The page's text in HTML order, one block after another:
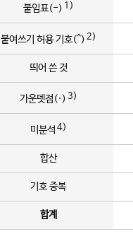
붙임표(-) 1)
붙여쓰기 허용 기호(^) 2)
띄어 쓴 것
가운뎃점(·) 3)
미분석 4)
합산
기호 중복
합계